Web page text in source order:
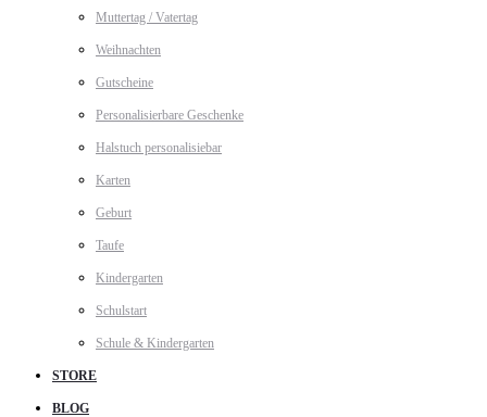
Muttertag / Vatertag
Weihnachten
Gutscheine
Personalisierbare Geschenke
Halstuch personalisiebar
Karten
Geburt
Taufe
Kindergarten
Schulstart
Schule & Kindergarten
STORE
BLOG